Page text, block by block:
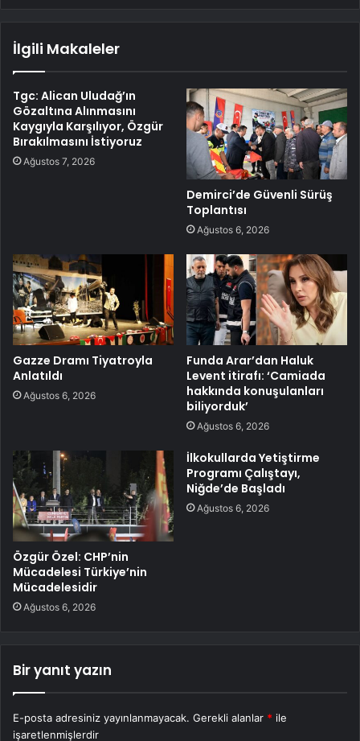
İlgili Makaleler
Tgc: Alican Uludağ’ın
Gözaltına Alınmasını
Kaygıyla Karşılıyor, Özgür
Bırakılmasını İstiyoruz
Ağustos 7, 2026
Demirci’de Güvenli Sürüş
Toplantısı
Ağustos 6, 2026
Gazze Dramı Tiyatroyla
Anlatıldı
Ağustos 6, 2026
Funda Arar’dan Haluk
Levent itirafı: ‘Camiada
hakkında konuşulanları
biliyorduk’
Ağustos 6, 2026
Özgür Özel: CHP’nin
Mücadelesi Türkiye’nin
Mücadelesidir
Ağustos 6, 2026
İlkokullarda Yetiştirme
Programı Çalıştayı,
Niğde’de Başladı
Ağustos 6, 2026
Bir yanıt yazın
E-posta adresiniz yayınlanmayacak. Gerekli alanlar * ile
işaretlenmişlerdir